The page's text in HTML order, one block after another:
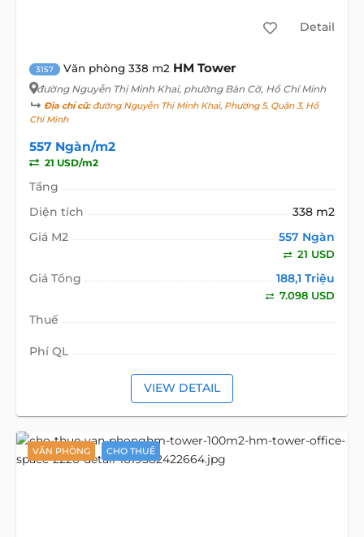
Detail
3157 Văn phòng 338 m2 HM Tower
đường Nguyễn Thị Minh Khai, phường Bàn Cờ, Hồ Chí Minh
Địa chỉ cũ:đường Nguyễn Thị Minh Khai, Phường 5, Quận 3, Hồ
Chí Minh
557 Ngàn/m2
21 USD/m2
Tầng
Diện tích
338 m2
Giá M2
557 Ngàn
21 USD
Giá Tổng 188,1 Triệu
7.098 USD
Thuế
Phí QL
VIEW DETAIL
VĂN PHÒNG CHO THUÊ